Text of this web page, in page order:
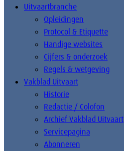
Uitvaartbranche
Opleidingen
Protocol & Etiquette
Handige websites
Cijfers & onderzoek
Regels & wetgeving
Vakblad Uitvaart
Historie
Redactie / Colofon
Archief Vakblad Uitvaart
Servicepagina
Abonneren